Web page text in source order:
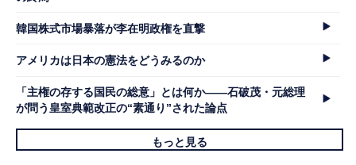
韓国株式市場暴落が李在明政権を直撃
アメリカは日本の憲法をどうみるのか
「主権の存する国民の総意」とは何か――石破茂・元総理
が問う皇室典範改正の“素通り”された論点
もっと見る